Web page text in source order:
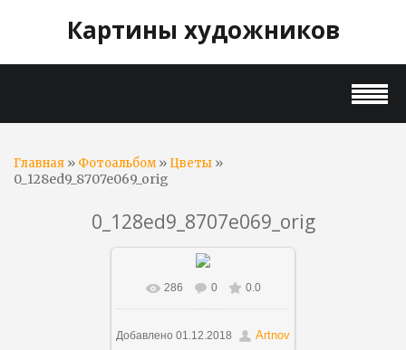
Картины художников
Главная » Фотоальбом» Цветы »
0_128ed9_8707e069_orig
0_128ed9_8707e069_orig
В реальном размере
900x1078 / 275.9Kb
286 0 0.0
Добавлено 01.12.2018 Artnov